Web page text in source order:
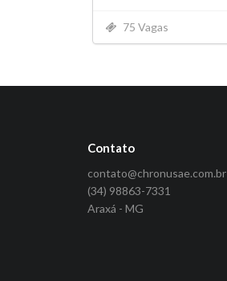
75 Vagas
Contato
contato@chronusae.com.br
(34) 98863-7331
Araxá - MG